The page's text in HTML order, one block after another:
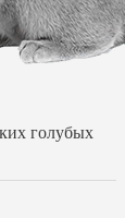
голубых